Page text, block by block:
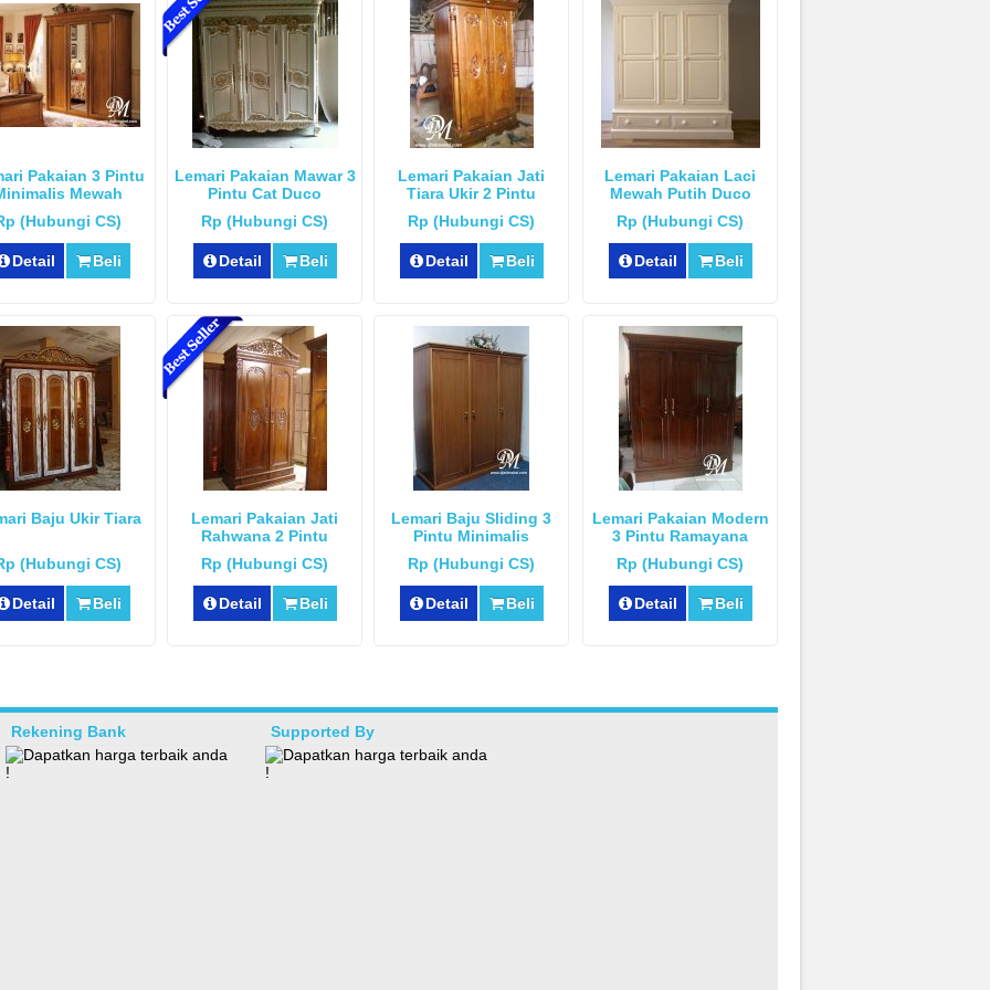
Pakaian 3 Pintu
Mewah
(Hubungi CS)
Detail Beli
Lemari Pakaian Mawar 3
Pintu Cat Duco
Rp (Hubungi CS)
Detail Beli
Lemari Pakaian Jati
Tiara Ukir 2 Pintu
Rp (Hubungi CS)
Detail Beli
Lemari Pakaian Laci
Mewah Putih Duco
Rp (Hubungi CS)
Detail Beli
Baju Ukir Tiara
(Hubungi CS)
Detail Beli
Lemari Pakaian Jati
Rahwana 2 Pintu
Rp (Hubungi CS)
Detail Beli
Lemari Baju Sliding 3
Pintu Minimalis
Rp (Hubungi CS)
Detail Beli
Lemari Pakaian Modern
3 Pintu Ramayana
Rp (Hubungi CS)
Detail Beli
Rekening Bank Supported By